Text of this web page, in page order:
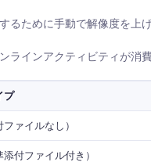
るために手動で解像度を上
ラインアクティビティが消
プ
ァイルなし）
付ファイル付き）